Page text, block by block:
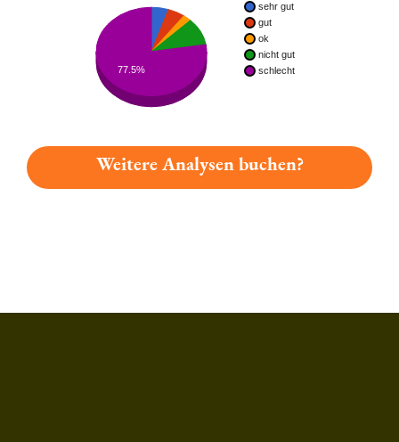
sehr gut
gut
ok
nicht gut
schlecht
77.5%
Weitere Analysen buchen?